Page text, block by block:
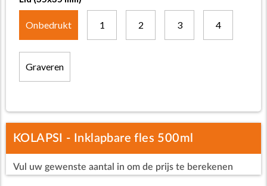
Onbedrukt 1 2 3 4
Graveren
KOLAPSI - Inklapbare fles 500ml
Vul uw gewenste aantal in om de prijs te berekenen